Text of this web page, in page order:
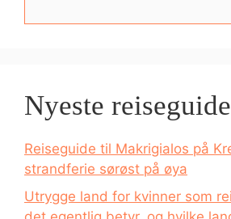
Nyeste
Reiseguide til Makrigialos på
strandferie sørøst på øya
Utrygge land for kvinner som